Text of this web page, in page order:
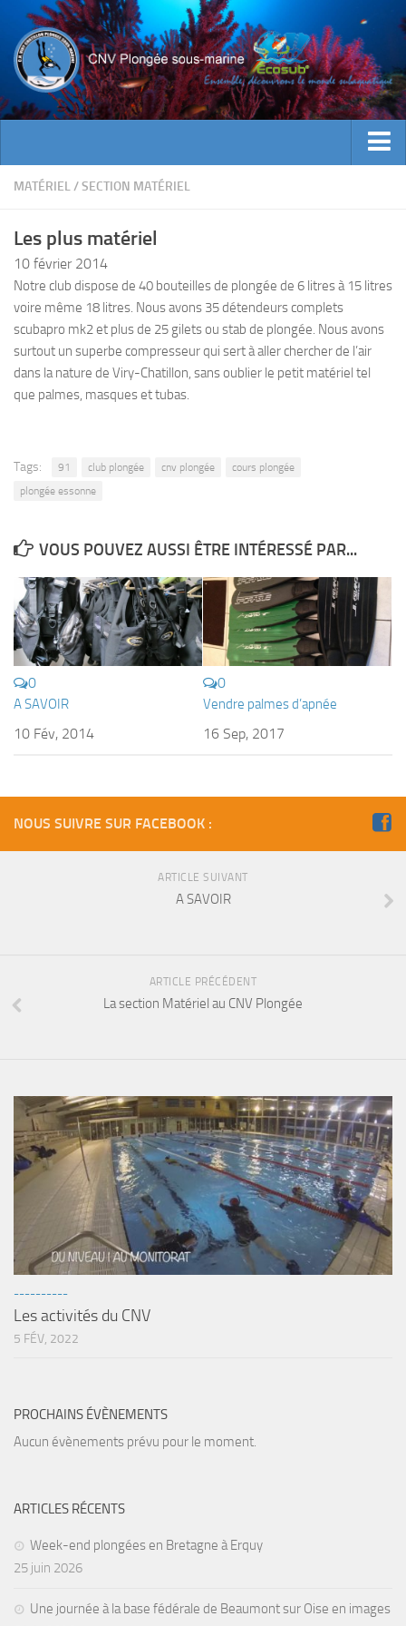
ACTUALITES
INFOS CNV
Bienvenue
Contacts
Documents utiles
Encadrement
Historique
ECOLE DE PLONGEE
Formations
Plongeur N1
Plongeur N2
Plongeur N3
Maintien des acquis
Moniteur Fédéral
Fosse
Sorties techniques
Sorties 2024
Sorties 2021
Sorties 2020
Sorties 2019
Sorties 2018
sorties 2017
Sorties 2016
Sorties 2014
BIO SUB
NAP / NEV
MATÉRIEL/SECTION MATÉRIEL
Les plus matériel
10 février 2014
Notre club dispose de 40 bouteilles de plongée de 6 litres à 15 litres
voire même 18 litres. Nous avons 35 détendeurs complets
scubapro mk2 et plus de 25 gilets ou stab de plongée. Nous avons
surtout un superbe compresseur qui sert à aller chercher de l’air
dans la nature de Viry-Chatillon, sans oublier le petit matériel tel
que palmes, masques et tubas.
Tags: 91 club plongée cnv plongée
cours plongée
plongée essonne
VOUS POUVEZ AUSSI ÊTRE INTÉRESSÉ PAR...
0
A SAVOIR
10 Fév, 2014
0
Vendre palmes d’apnée
16 Sep, 2017
NOUS SUIVRE SUR FACEBOOK :
ARTICLE SUIVANT
A SAVOIR
ARTICLE PRÉCÉDENT
La section Matériel au CNV Plongée
----------
Les activités du CNV
5 FÉV, 2022
PROCHAINS ÉVÈNEMENTS
Aucun évènements prévu pour le moment.
ARTICLES RÉCENTS
Week-end plongées en Bretagne à Erquy
25 juin 2026
Une journée à la base fédérale de Beaumont sur Oise en images